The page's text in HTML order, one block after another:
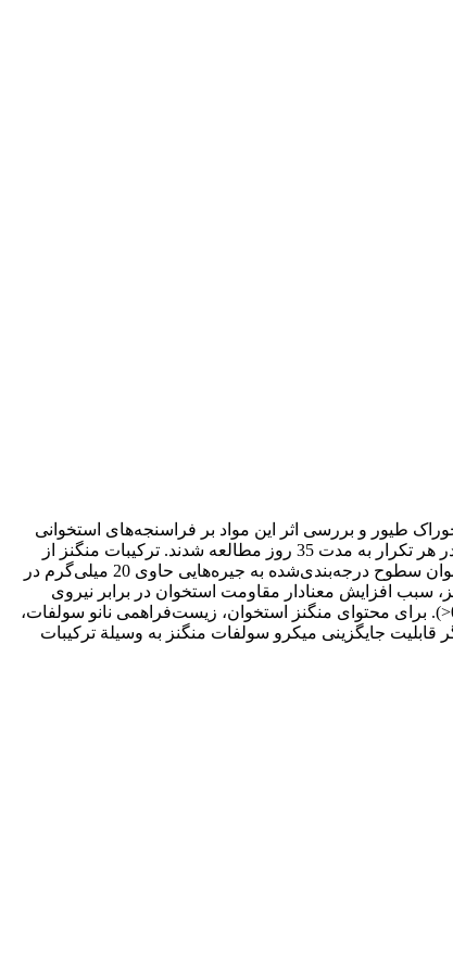
طیور و بررسی اثر این مواد بر فراسنجه‌های استخوانی
اجرا شد. 208 قطعه جوجه خروس گوشتی سویة راس 308 در 10 روزگی در طرحی کاملاً تصادفی با 13 گروه آزمایشی، چهار تکرار و چهار پرنده در هر تکرار به مدت 35 روز مطالعه شدند. ترکیبات منگنز از
چهار منبع مختلف (نانو اکسید، نانو کربنات، نانو سولفات و میکرو سولفات منگنز)، در سه سطح (70، 120 و 170 میلی‌گرم در کیلوگرم جیره) به عنوان سطوح درجه‌بندی‌شده به جیره‌هایی حاوی 20 میلی‌گرم در
سبب افزایش معنا‌دار مقاومت استخوان در برابر نیروی
فشاری شکننده شد (01/0P<). زیست‌فراهمی ترکیبات مختلف نانو منگنز، در مقایسه با میکرو سولفات منگنز، به طور معنا‌داری بیشتر بود (01/0P<). برای محتوای منگنز استخوان، زیست‌فراهمی نانو سولفات،
158 و 125 درصد بود. به طور کلی نتایج این بررسی بیانگر قابلیت جایگزینی میکرو سولفات منگنز به وسیلة ترکیبات